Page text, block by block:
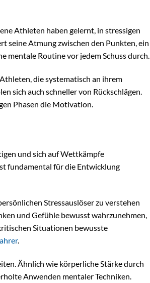
Athleten haben gelernt, in stressigen
seine Atmung zwischen den Punkten, ein
mentale Routine vor jedem Schuss durch.
die systematisch an ihrem
sich auch schneller von Rückschlägen.
Phasen die Motivation.
und sich auf Wettkämpfe
fundamental für die Entwicklung
Stressauslöser zu verstehen
und Gefühle bewusst wahrzunehmen,
Situationen bewusste
.
Ähnlich wie körperliche Stärke durch
Anwenden mentaler Techniken.